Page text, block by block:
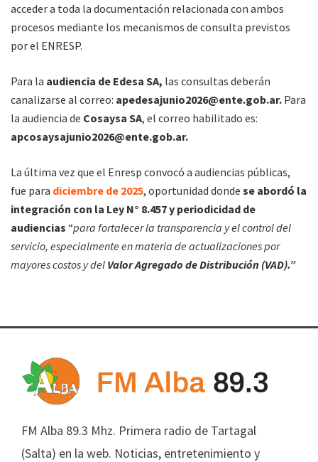
acceder a toda la documentación relacionada con ambos
procesos mediante los mecanismos de consulta previstos
por el ENRESP.
Para la audiencia de Edesa SA, las consultas deberán
canalizarse al correo: apedesajunio2026@ente.gob.ar. Para
la audiencia de Cosaysa SA, el correo habilitado es:
apcosaysajunio2026@ente.gob.ar.
La última vez que el Enresp convocó a audiencias públicas,
fue para diciembre de 2025, oportunidad donde se abordó la
integración con la Ley N° 8.457 y periodicidad de
audiencias “para fortalecer la transparencia y el control del
servicio, especialmente en materia de actualizaciones por
mayores costos y del Valor Agregado de Distribución (VAD).”
FM Alba 89.3 Mhz. Primera radio de Tartagal
(Salta) en la web. Noticias, entretenimiento y